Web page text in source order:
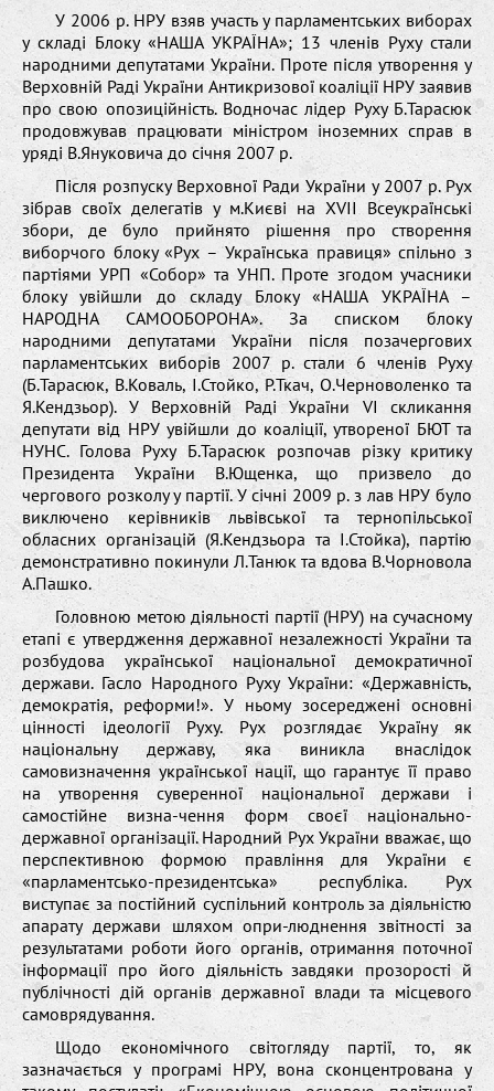
У 2006 р. НРУ взяв участь у парламентських виборах
у складі Блоку «НАША УКРАЇНА»; 13 членів Руху стали
народними депутатами України. Проте після утворення у
Верховній Раді України Антикризової коаліції НРУ заявив
про свою опозиційність. Водночас лідер Руху Б.Тарасюк
продовжував працювати міністром іноземних справ в
уряді В.Януковича до січня 2007 р.
Після розпуску Верховної Ради України у 2007 р. Рух
зібрав своїх делегатів у м.Києві на XVІІ Всеукраїнські
збори, де було прийнято рішення про створення
виборчого блоку «Рух – Українська правиця» спільно з
партіями УРП «Собор» та УНП. Проте згодом учасники
блоку увійшли до складу Блоку «НАША УКРАЇНА –
НАРОДНА САМООБОРОНА». За списком блоку
народними депутатами України після позачергових
парламентських виборів 2007 р. стали 6 членів Руху
(Б.Тарасюк, В.Коваль, І.Стойко, Р.Ткач, О.Черноволенко та
Я.Кендзьор). У Верховній Раді України VI скликання
депутати від НРУ увійшли до коаліції, утвореної БЮТ та
НУНС. Голова Руху Б.Тарасюк розпочав різку критику
Президента України В.Ющенка, що призвело до
чергового розколу у партії. У січні 2009 р. з лав НРУ було
виключено керівників львівської та тернопільської
обласних організацій (Я.Кендзьора та І.Стойка), партію
демонстративно покинули Л.Танюк та вдова В.Чорновола
А.Пашко.
Головною метою діяльності партії (НРУ) на сучасному
етапі є утвердження державної незалежності України та
розбудова української національної демократичної
держави. Гасло Народного Руху України: «Державність,
демократія, реформи!». У ньому зосереджені основні
цінності ідеології Руху. Рух розглядає Україну як
національну державу, яка виникла внаслідок
самовизначення української нації, що гарантує її право
на утворення суверенної національної держави і
самостійне визна-чення форм своєї національно-
державної організації. Народний Рух України вважає, що
перспективною формою правління для України є
«парламентсько-президентська» республіка. Рух
виступає за постійний суспільний контроль за діяльністю
апарату держави шляхом опри-люднення звітності за
результатами роботи його органів, отримання поточної
інформації про його діяльність завдяки прозорості й
публічності дій органів державної влади та місцевого
самоврядування.
Щодо економічного світогляду партії, то, як
зазначається у програмі НРУ, вона сконцентрована у